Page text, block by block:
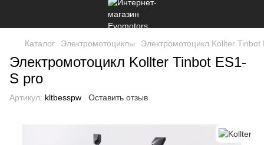
Каталог Электромотоциклы Электромотоцикл Kollter Tinbot
Электромотоцикл Kollter Tinbot ES1-
S pro
Артикул: kltbesspw Оставить отзыв